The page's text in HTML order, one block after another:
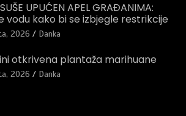
UPUĆEN APEL GRAĐANIMA:
vodu kako bi se izbjegle restrikcije
2026 Danka
otkrivena plantaža marihuane
2026 Danka